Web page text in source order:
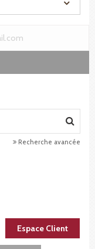
Recherche avancée
Espace Client